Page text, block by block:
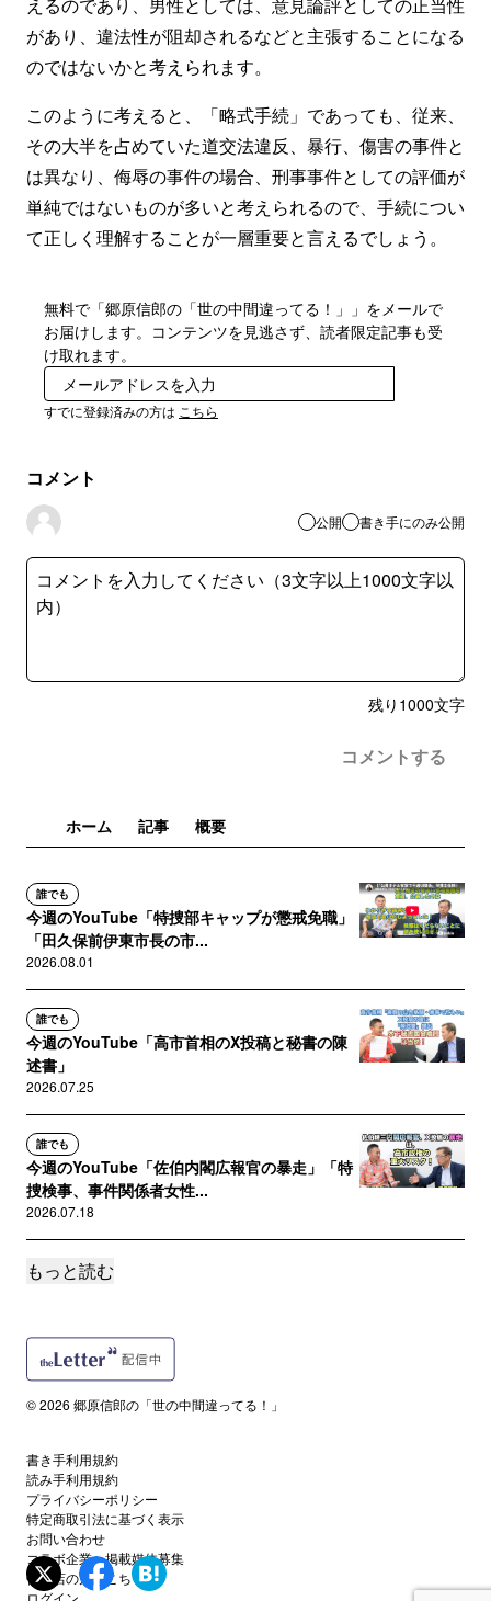
があり、違法性が阻却されるなどと主張することになる
のではないかと考えられます。
このように考えると、「略式手続」であっても、従来、
その大半を占めていた道交法違反、暴行、傷害の事件と
は異なり、侮辱の事件の場合、刑事事件としての評価が
単純ではないものが多いと考えられるので、手続につい
て正しく理解することが一層重要と言えるでしょう。
無料で「郷原信郎の「世の中間違ってる！」」をメールで
お届けします。コンテンツを見逃さず、読者限定記事も受
け取れます。
すでに登録済みの方は こちら
コメント
公開 書き手にのみ公開
残り 1000文字
コメントする
ホーム 記事 概要
誰でも
今週のYouTube「特捜部キャップが懲戒免職」
「田久保前伊東市長の市...
2026.08.01
誰でも
今週のYouTube「高市首相のX投稿と秘書の陳
述書」
2026.07.25
誰でも
今週のYouTube「佐伯内閣広報官の暴走」「特
捜検事、事件関係者女性...
2026.07.18
誰でも
2026.07.11
今週のYouTube「高市首相のあざとさ」
誰でも
高市首相、山中横浜市長、小池東京都知事に共
通する「詐称」疑惑の構造
2026.07.03
もっと読む
© 2026 郷原信郎の「世の中間違ってる！」
書き手利用規約
読み手利用規約
プライバシーポリシー
特定商取引法に基づく表示
お問い合わせ
コラボ企業・掲載媒体募集
代理店の方はこちら
ログイン